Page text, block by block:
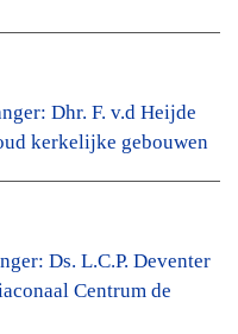
Dhr. F. v.d Heijde
kerkelijke gebouwen
Ds. L.C.P. Deventer
Centrum de